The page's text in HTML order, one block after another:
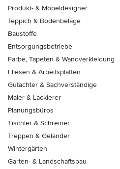
Produkt- & Möbeldesigner
Teppich & Bodenbeläge
Baustoffe
Entsorgungsbetriebe
Farbe, Tapeten & Wandverkleidung
Fliesen & Arbeitsplatten
Gutachter & Sachverständige
Maler & Lackierer
Planungsbüros
Tischler & Schreiner
Treppen & Geländer
Wintergärten
Garten- & Landschaftsbau